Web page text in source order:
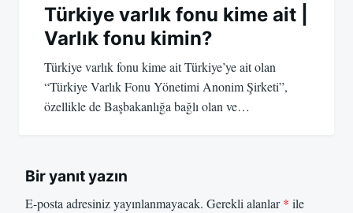
Türkiye varlık fonu kime ait |
Varlık fonu kimin?
Türkiye varlık fonu kime ait Türkiye’ye ait olan
“Türkiye Varlık Fonu Yönetimi Anonim Şirketi”,
özellikle de Başbakanlığa bağlı olan ve…
Bir yanıt yazın
E-posta adresiniz yayınlanmayacak. Gerekli alanlar* ile